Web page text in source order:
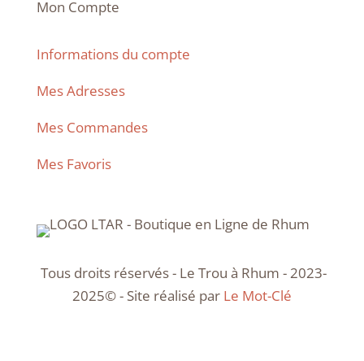
Mon Compte
Informations du compte
Mes Adresses
Mes Commandes
Mes Favoris
Tous droits réservés - Le Trou à Rhum - 2023-
2025© - Site réalisé par Le Mot-Clé